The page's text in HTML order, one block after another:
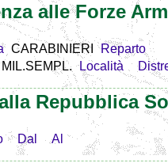
alle Forze
CARABINIERI
Reparto
Località
Repubblica
Dal Al